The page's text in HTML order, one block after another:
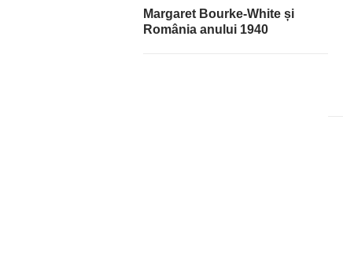
Margaret Bourke-White și
România anului 1940